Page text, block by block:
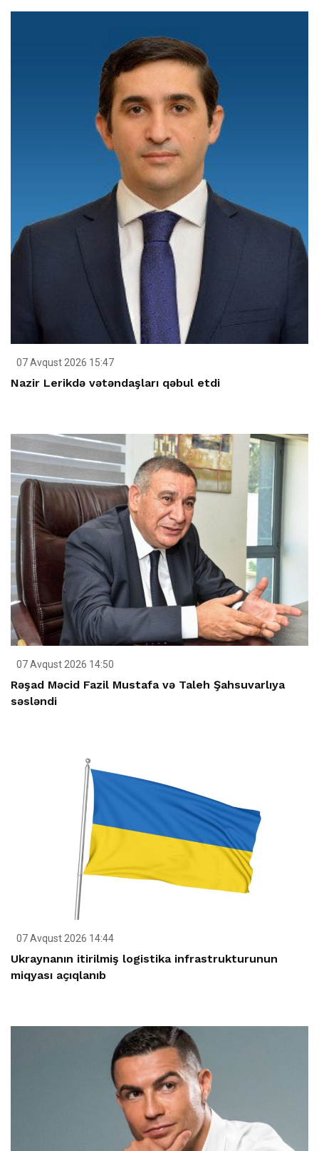
07 Avqust 2026 15:47
Nazir Lerikdə vətəndaşları qəbul etdi
07 Avqust 2026 14:50
Rəşad Məcid Fazil Mustafa və Taleh Şahsuvarlıya
səsləndi
07 Avqust 2026 14:44
Ukraynanın itirilmiş logistika infrastrukturunun
miqyası açıqlanıb